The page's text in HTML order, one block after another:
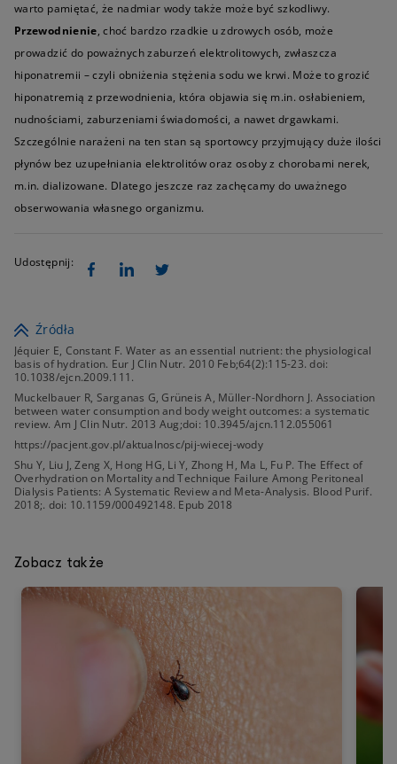
warto pamiętać, że nadmiar wody także może być szkodliwy.
Przewodnienie, choć bardzo rzadkie u zdrowych osób, może
prowadzić do poważnych zaburzeń elektrolitowych, zwłaszcza
hiponatremii – czyli obniżenia stężenia sodu we krwi. Może to grozić
hiponatremią z przewodnienia, która objawia się m.in. osłabieniem,
nudnościami, zaburzeniami świadomości, a nawet drgawkami.
Szczególnie narażeni na ten stan są sportowcy przyjmujący duże ilości
płynów bez uzupełniania elektrolitów oraz osoby z chorobami nerek,
m.in. dializowane. Dlatego jeszcze raz zachęcamy do uważnego
obserwowania własnego organizmu.
Udostępnij:
Źródła
Jéquier E, Constant F. Water as an essential nutrient: the physiological
basis of hydration. Eur J Clin Nutr. 2010 Feb;64(2):115-23. doi:
10.1038/ejcn.2009.111.
Muckelbauer R, Sarganas G, Grüneis A, Müller-Nordhorn J. Association
between water consumption and body weight outcomes: a systematic
review. Am J Clin Nutr. 2013 Aug;doi: 10.3945/ajcn.112.055061
https://pacjent.gov.pl/aktualnosc/pij-wiecej-wody
Shu Y, Liu J, Zeng X, Hong HG, Li Y, Zhong H, Ma L, Fu P. The Effect of
Overhydration on Mortality and Technique Failure Among Peritoneal
Dialysis Patients: A Systematic Review and Meta-Analysis. Blood Purif.
2018;. doi: 10.1159/000492148. Epub 2018
Zobacz także